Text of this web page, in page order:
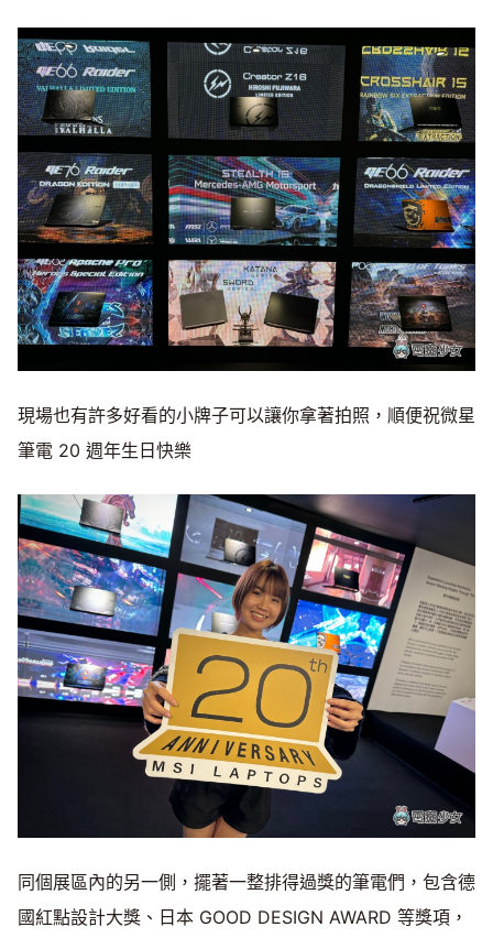
現場也有許多好看的小牌子可以讓你拿著拍照，順便祝微星
筆電 20 週年生日快樂
同個展區內的另一側，擺著一整排得過獎的筆電們，包含德
國紅點設計大獎、日本 GOOD DESIGN AWARD 等獎項，